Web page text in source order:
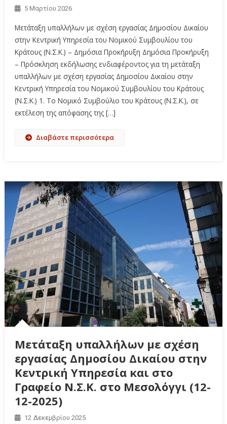
5 Μαρτίου 2026
Μετάταξη υπαλλήλων με σχέση εργασίας Δημοσίου Δικαίου
στην Κεντρική Υπηρεσία του Νομικού Συμβουλίου του
Κράτους (Ν.Σ.Κ.) – Δημόσια Προκήρυξη Δημόσια Προκήρυξη
– Πρόσκληση εκδήλωσης ενδιαφέροντος για τη μετάταξη
υπαλλήλων με σχέση εργασίας Δημοσίου Δικαίου στην
Κεντρική Υπηρεσία του Νομικού Συμβουλίου του Κράτους
(Ν.Σ.Κ.) 1. Το Νομικό Συμβούλιο του Κράτους (Ν.Σ.Κ.), σε
εκτέλεση της απόφασης της […]
Διαβάστε περισσότερα
Μετάταξη υπαλλήλων με σχέση
εργασίας Δημοσίου Δικαίου στην
Κεντρική Υπηρεσία και στο
Γραφείο Ν.Σ.Κ. στο Μεσολόγγι (12-
12-2025)
12 Δεκεμβρίου 2025